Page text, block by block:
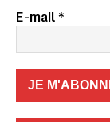
E-mail*